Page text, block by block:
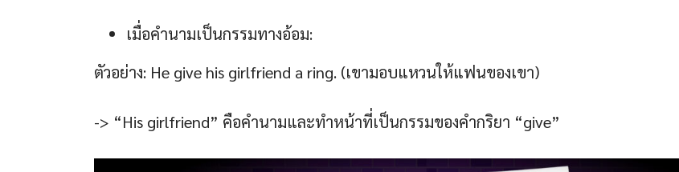
เมื่อคำนามเป็นกรรมทางอ้อม:
ตัวอย่าง: He give his girlfriend a ring. (เขามอบแหวนให้แฟนของเขา)
-> “His girlfriend” คือคำนามและทำหน้าที่เป็นกรรมของคำกริยา “give”